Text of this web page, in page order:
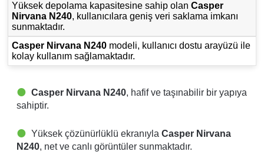
Yüksek depolama kapasitesine sahip olanCasper
Nirvana N240, kullanıcılara geniş veri saklama imkanı
sunmaktadır.
Casper Nirvana N240 modeli, kullanıcı dostu arayüzü ile
kolay kullanım sağlamaktadır.
Casper Nirvana N240, hafif ve taşınabilir bir yapıya
sahiptir.
Yüksek çözünürlüklü ekranıyla Casper Nirvana
N240, net ve canlı görüntüler sunmaktadır.